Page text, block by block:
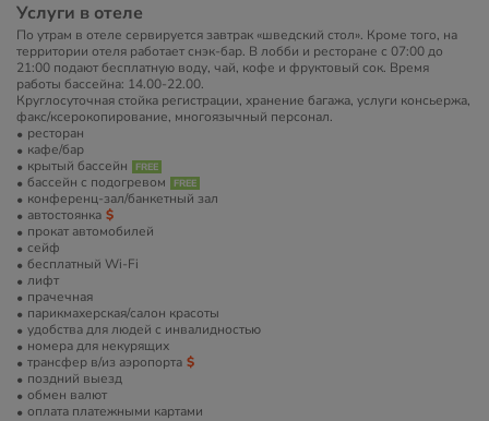
Услуги в отеле
По утрам в отеле сервируется завтрак «шведский стол». Кроме того, на
территории отеля работает снэк-бар. В лобби и ресторане с 07:00 до
21:00 подают бесплатную воду, чай, кофе и фруктовый сок. Время
работы бассейна: 14.00-22.00.
Круглосуточная стойка регистрации, хранение багажа, услуги консьержа,
факс/ксерокопирование, многоязычный персонал.
ресторан
кафе/бар
крытый бассейн
бассейн с подогревом
конференц-зал/банкетный зал
автостоянка
прокат автомобилей
сейф
бесплатный Wi-Fi
лифт
прачечная
парикмахерская/салон красоты
удобства для людей с инвалидностью
номера для некурящих
трансфер в/из аэропорта
поздний выезд
обмен валют
оплата платежными картами